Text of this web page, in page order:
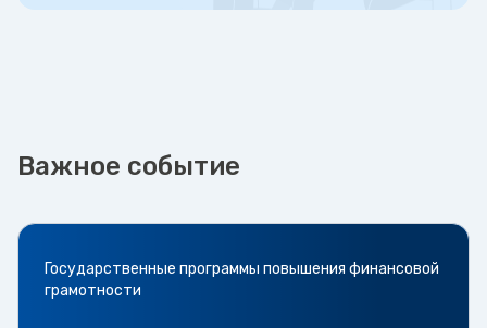
Важное событие
Государственные программы повышения финансовой
грамотности